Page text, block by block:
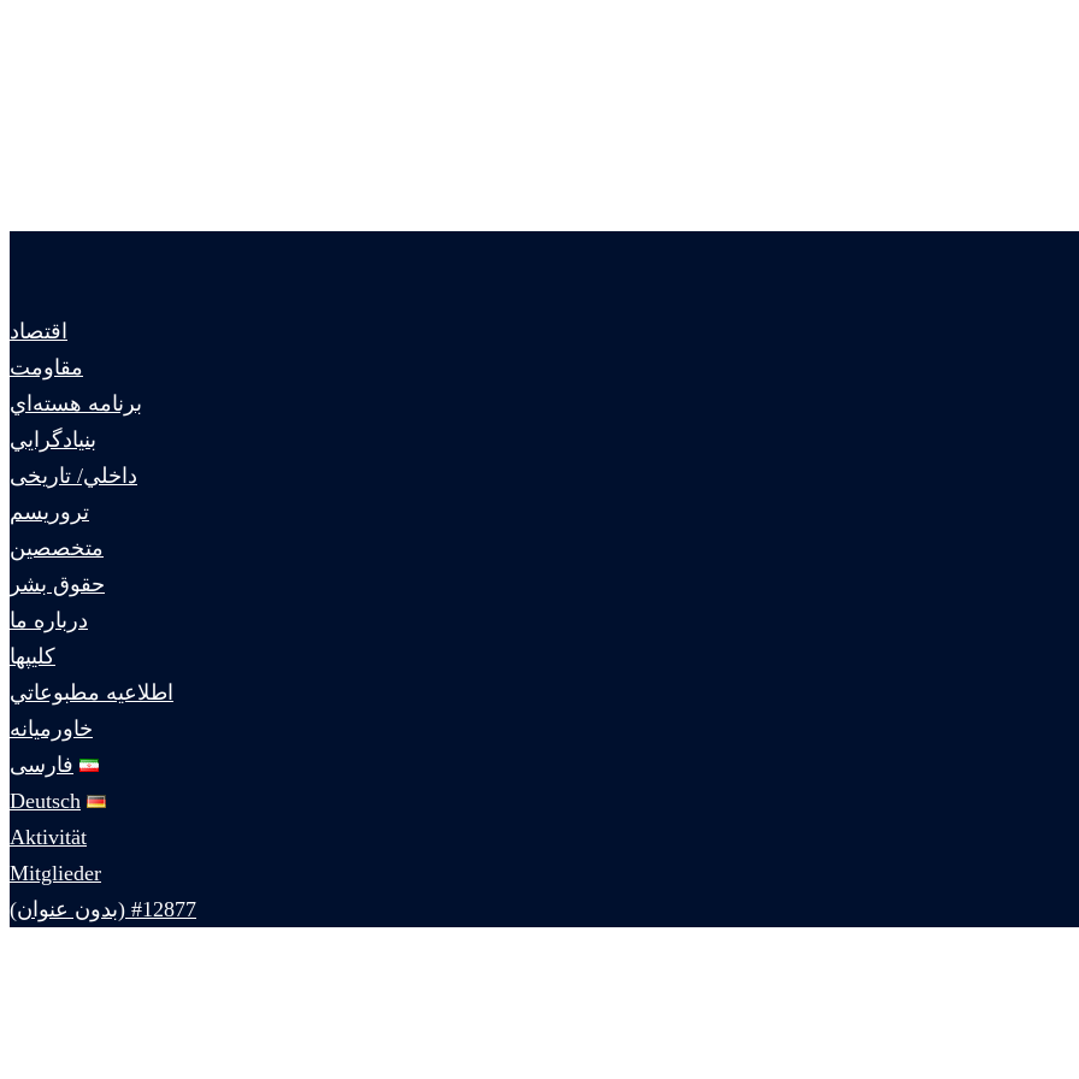
اقتصاد
مقاومت
برنامه هسته‌اي
بنيادگرايي
داخلي/ تاریخی
تروريسم
متخصصين
حقوق بشر
درباره ما
كليپها
اطلاعيه مطبوعاتي
خاورميانه
فارسی
Deutsch
Aktivität
Mitglieder
#12877 (بدون عنوان)